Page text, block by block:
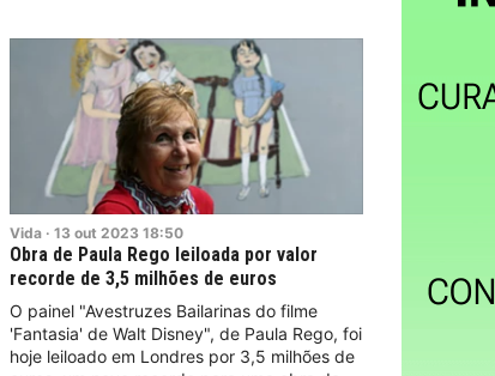
Vida · 13 out 2023 18:50
Obra de Paula Rego leiloada por valor
recorde de 3,5 milhões de euros
O painel "Avestruzes Bailarinas do filme
'Fantasia' de Walt Disney", de Paula Rego, foi
hoje leiloado em Londres por 3,5 milhões de